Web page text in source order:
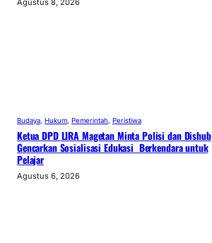
Agustus 8, 2026
Budaya Hukum Pemerintah Peristiwa
Ketua DPD LIRA Magetan Minta Polisi dan Dishub
Gencarkan Sosialisasi Edukasi Berkendara untuk
Pelajar
Agustus 6, 2026